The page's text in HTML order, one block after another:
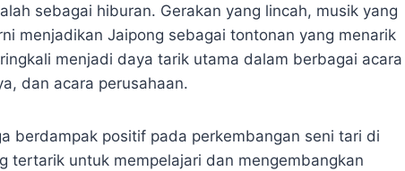
sebagai hiburan. Gerakan yang lincah, musik yang
menjadikan Jaipong sebagai tontonan yang menarik
menjadi daya tarik utama dalam berbagai acara
dan acara perusahaan.
berdampak positif pada perkembangan seni tari di
tertarik untuk mempelajari dan mengembangkan